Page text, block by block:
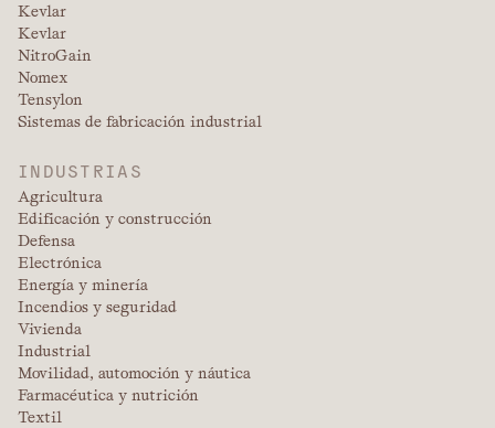
Kevlar
Kevlar
NitroGain
Nomex
Tensylon
Sistemas de fabricación industrial
INDUSTRIAS
Agricultura
Edificación y construcción
Defensa
Electrónica
Energía y minería
Incendios y seguridad
Vivienda
Industrial
Movilidad, automoción y náutica
Farmacéutica y nutrición
Textil